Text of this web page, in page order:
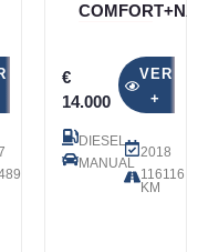
€
14.000
VER
+
DIESEL
MANUAL
2018
116116
KM